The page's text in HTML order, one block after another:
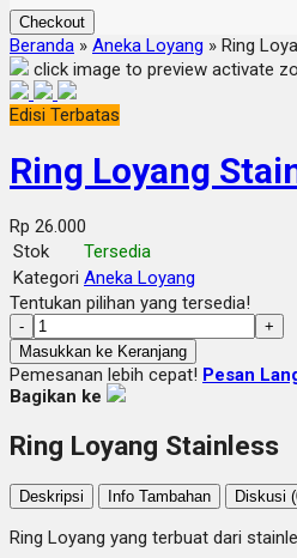
Checkout
Beranda » Aneka Loyang » Ring
click image to preview activate
Edisi Terbatas
Ring Loyang
Rp 26.000
Stok
Tersedia
Kategori Aneka Loyang
Tentukan pilihan yang tersedia!
-
+
Masukkan ke Keranjang
Pemesanan lebih cepat! Pesan
Bagikan ke
Ring Loyang Stainless
Deskripsi Info Tambahan Diskusi
Ring Loyang yang terbuat dari